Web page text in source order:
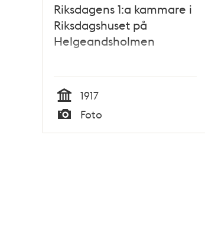
Riksdagens 1:a kammare i
Riksdagshuset på
Helgeandsholmen
Tid
1917
Typ
Foto